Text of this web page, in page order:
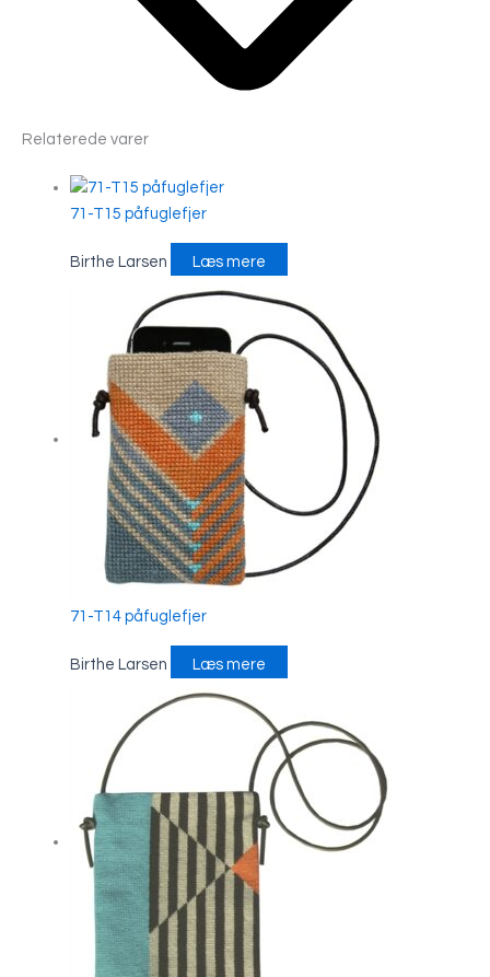
Relaterede varer
71-T15 påfuglefjer
Birthe Larsen Læs mere
71-T14 påfuglefjer
Birthe Larsen Læs mere